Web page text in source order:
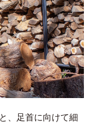
、足首に向けて細